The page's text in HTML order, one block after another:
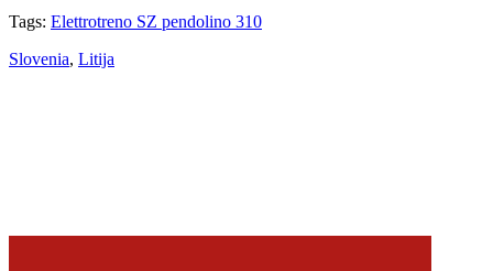
Tags: Elettrotreno SZ pendolino 310
Slovenia, Litija